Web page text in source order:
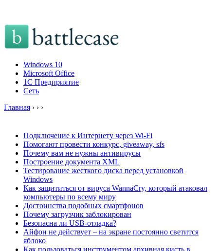
Windows 10
Microsoft Office
1C Предприятие
Сеть
Главная › › ›
Подключение к Интернету через Wi-Fi
Помогают провести конкурс, giveaway, sfs
Почему вам не нужны антивирусы
Построение документа XML
Тестирование жесткого диска перед установкой
Windows
Как защититься от вируса WannaCry, который атаковал
компьютеры по всему миру
Достоинства подобных смартфонов
Почему загрузчик заблокирован
Безопасна ли USB-отладка?
Айфон не действует – на экране постоянно светится
яблоко
Как пользоваться инструментом архивная кисть в